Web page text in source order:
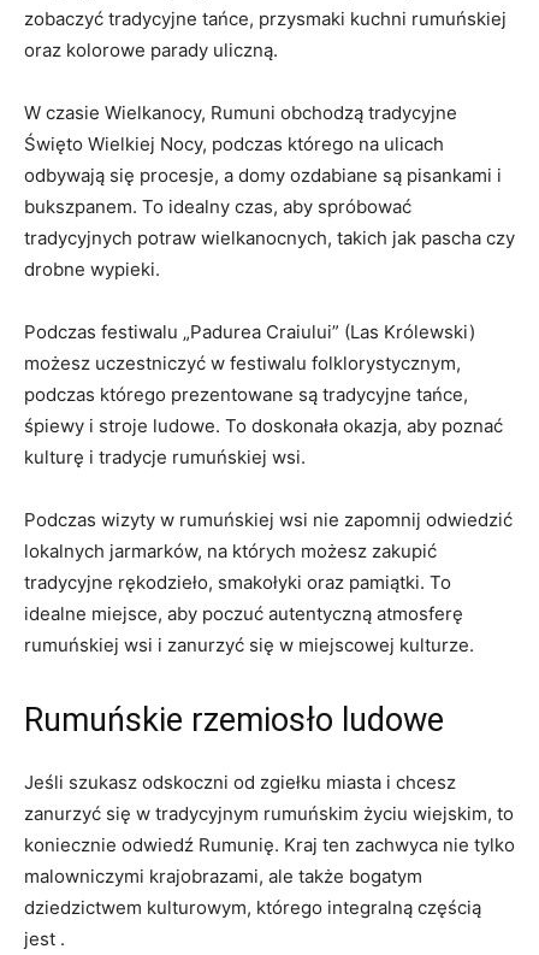
zobaczyć tradycyjne tańce,⁣ przysmaki​ kuchni ⁢rumuńskiej
oraz kolorowe parady ⁢uliczną.
W czasie Wielkanocy, Rumuni obchodzą tradycyjne
⁤Święto Wielkiej Nocy, podczas ​którego na ulicach
odbywają się ‌procesje, a domy ozdabiane ​są pisankami ‍i
bukszpanem. To idealny czas, aby spróbować
tradycyjnych potraw wielkanocnych, takich jak ⁣pascha czy⁢
drobne wypieki.
Podczas festiwalu „Padurea Craiului” (Las‌ Królewski)
możesz uczestniczyć‍ w festiwalu folklorystycznym,
podczas którego prezentowane ​są tradycyjne tańce,
śpiewy i stroje ​ludowe. ⁣To doskonała okazja, aby poznać
kulturę i tradycje rumuńskiej⁣ wsi.
Podczas‌ wizyty w rumuńskiej ⁤wsi‌ nie zapomnij odwiedzić
lokalnych jarmarków, na których możesz​ zakupić
tradycyjne ‌rękodzieło, ​smakołyki oraz pamiątki. To
idealne miejsce, aby poczuć autentyczną atmosferę
rumuńskiej wsi i zanurzyć się‌ w⁢ miejscowej kulturze.
Rumuńskie rzemiosło ludowe
Jeśli ‌szukasz‍ odskoczni od zgiełku miasta ‌i chcesz
zanurzyć się w ⁤tradycyjnym rumuńskim życiu wiejskim, to
koniecznie ​odwiedź​ Rumunię. ‍Kraj ten zachwyca nie tylko‍
malowniczymi krajobrazami, ale‍ także bogatym
dziedzictwem kulturowym, którego integralną częścią
jest .